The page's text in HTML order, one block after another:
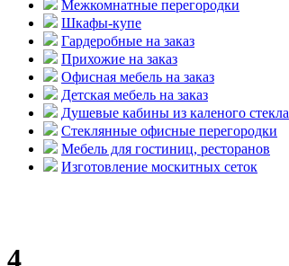
Межкомнатные перегородки
Шкафы-купе
Гардеробные на заказ
Прихожие на заказ
Офисная мебель на заказ
Детская мебель на заказ
Душевые кабины из каленого стекла
Стеклянные офисные перегородки
Мебель для гостиниц, ресторанов
Изготовление москитных сеток
4